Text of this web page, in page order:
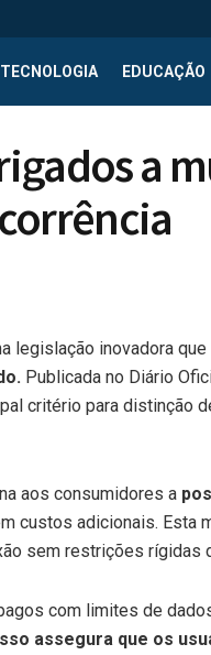
TECNOLOGIA EDUCAÇÃO
a
legislação inovadora que
Publicada no Diário
critério para distinção
aos consumidores a
custos adicionais. Esta
sem restrições rígidas
com limites de
assegura que os